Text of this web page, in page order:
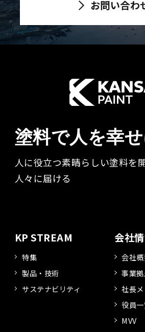
お問い合わ
塗料で人を幸
人に役立つ素晴らしい塗料を
人々に届ける​
KP STREAM
特集
製品・技術
サステナビリティ
会社
会社
事業
社長
役員
MVV